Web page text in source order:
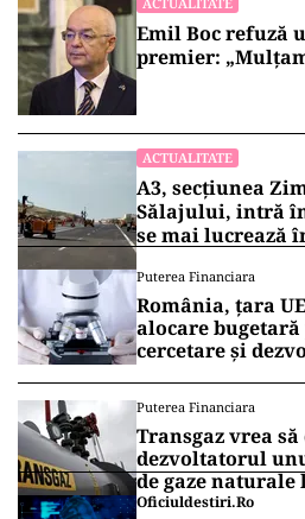
Emil Boc refuză
premier:
ACTUALITATE
A3, secțiunea
Sălajului, intră
se mai lucrează
Puterea Financiara
România, țara
alocare
cercetare și
Puterea Financiara
Transgaz vrea
dezvoltatorul
de gaze
Oficiuldestiri.ro